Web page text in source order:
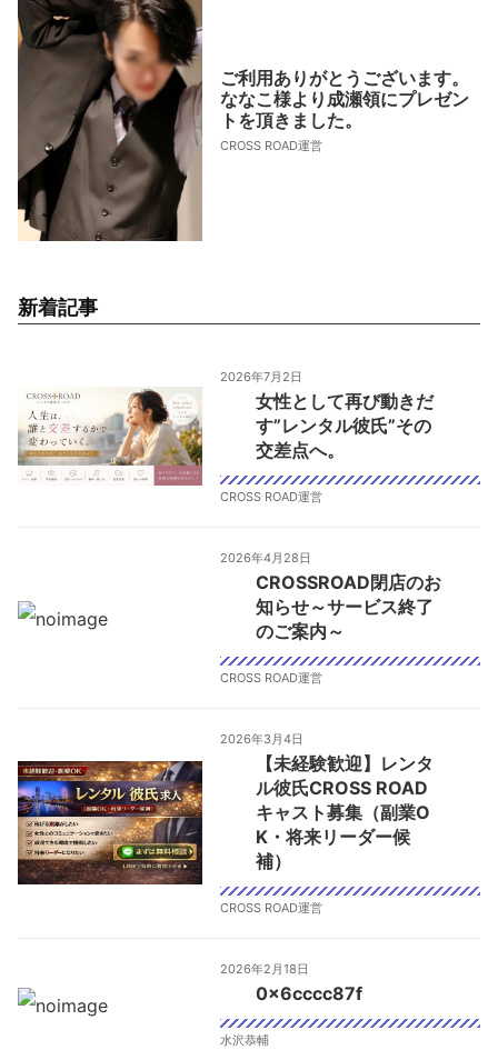
ご利用ありがとうございます。
ななこ様より成瀬領にプレゼン
トを頂きました。
CROSS ROAD運営
新着記事
2026年7月2日
女性として再び動きだ
す”レンタル彼氏”その
交差点へ。
CROSS ROAD運営
2026年4月28日
CROSSROAD閉店のお
知らせ～サービス終了
のご案内～
CROSS ROAD運営
2026年3月4日
【未経験歓迎】レンタ
ル彼氏CROSS ROAD
キャスト募集（副業O
K・将来リーダー候
補）
CROSS ROAD運営
2026年2月18日
0x6cccc87f
水沢恭輔